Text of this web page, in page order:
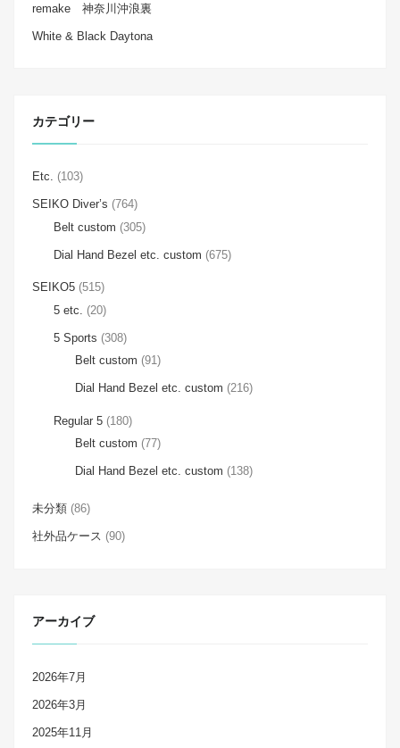
remake 神奈川沖浪裏
White & Black Daytona
カテゴリー
Etc. (103)
SEIKO Diver’s (764)
Belt custom (305)
Dial Hand Bezel etc. custom (675)
SEIKO5 (515)
5 etc.
(20)
5 Sports (308)
Belt custom (91)
Dial Hand Bezel etc. custom (216)
Regular 5 (180)
Belt custom (77)
Dial Hand Bezel etc. custom (138)
未分類 (86)
社外品ケース (90)
アーカイブ
2026年7月
2026年3月
2025年11月